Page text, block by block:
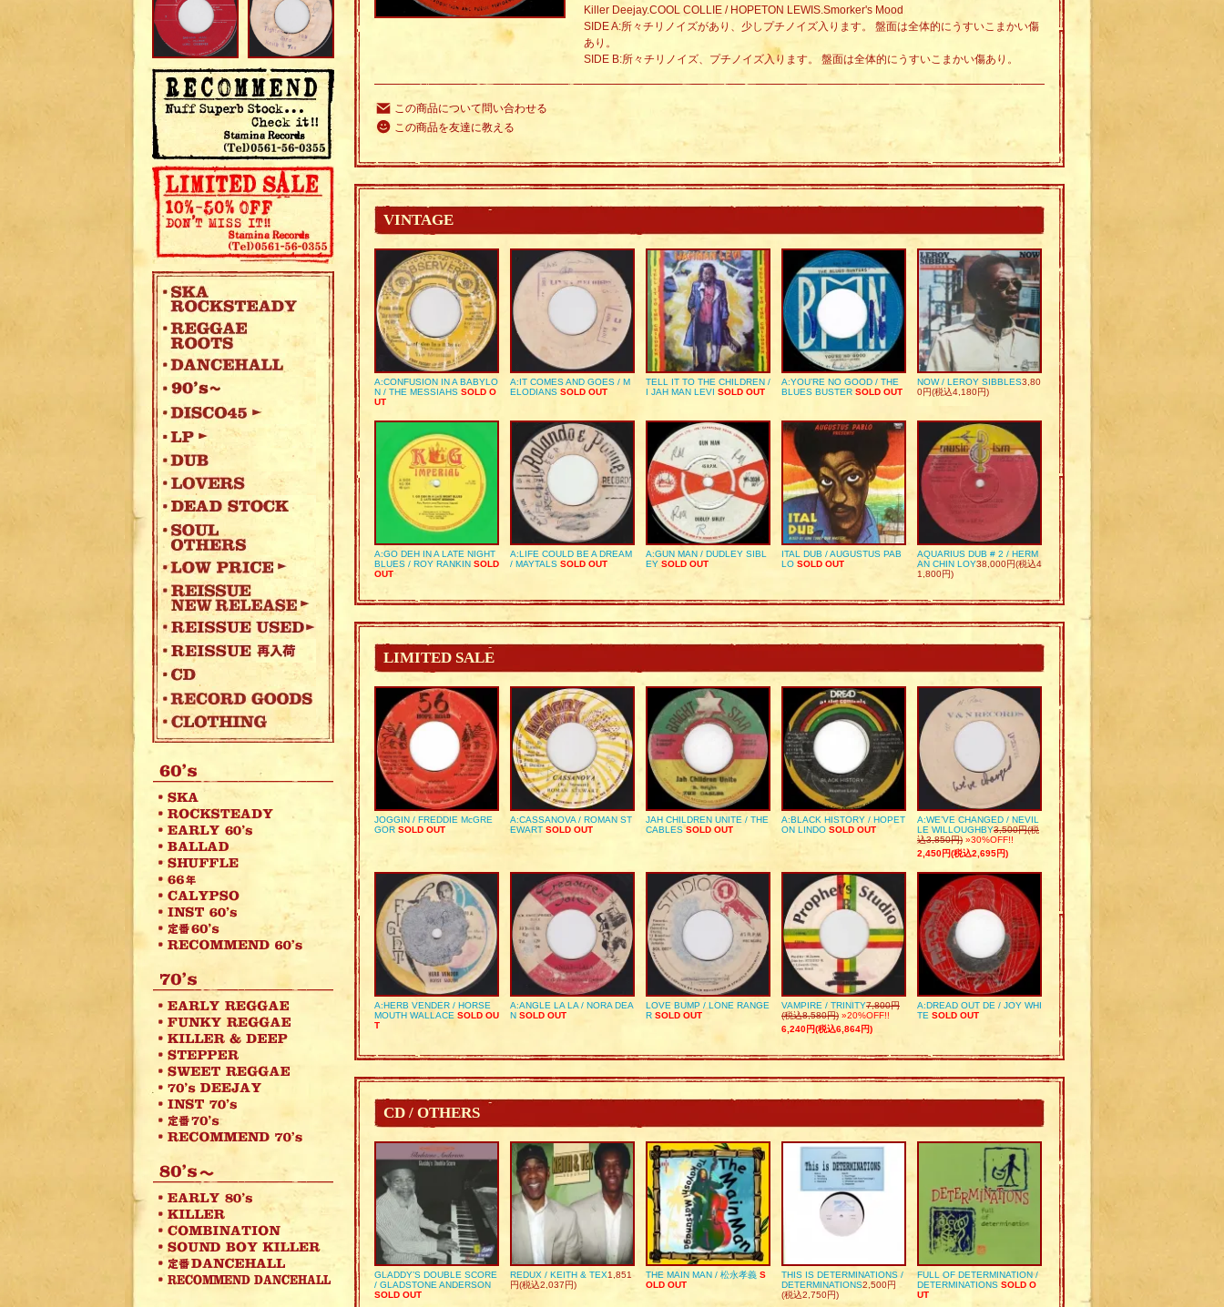
Killer Deejay.COOL COLLIE / HOPETON LEWIS.Smorker's Mood
SIDE A:所々チリノイズがあり、少しプチノイズ入ります。 盤面は全体的にうすいこまかい傷
あり。
SIDE B:所々チリノイズ、プチノイズ入ります。 盤面は全体的にうすいこまかい傷あり。
この商品について問い合わせる
この商品を友達に教える
VINTAGE
A:CONFUSION IN A BABYLO
N / THE MESSIAHS SOLD O
UT
A:IT COMES AND GOES / M
ELODIANS SOLD OUT
TELL IT TO THE CHILDREN /
I JAH MAN LEVI SOLD OUT
A:YOU’RE NO GOOD / THE
BLUES BUSTER SOLD OUT
NOW / LEROY SIBBLES3,80
0円(税込4,180円)
A:GO DEH IN A LATE NIGHT
BLUES / ROY RANKIN SOLD
OUT
A:LIFE COULD BE A DREAM
/ MAYTALS SOLD OUT
A:GUN MAN / DUDLEY SIBL
EY SOLD OUT
ITAL DUB / AUGUSTUS PAB
LO SOLD OUT
AQUARIUS DUB # 2 / HERM
AN CHIN LOY38,000円(税込4
1,800円)
LIMITED SALE
JOGGIN / FREDDIE McGRE
GOR SOLD OUT
A:CASSANOVA / ROMAN ST
EWART SOLD OUT
JAH CHILDREN UNITE / THE
CABLESSOLD OUT
A:BLACK HISTORY / HOPET
ON LINDO SOLD OUT
A:WE’VE CHANGED / NEVIL
LE WILLOUGHBY3,500円(税
込3,850円) »30%OFF!!
2,450円(税込2,695円)
A:HERB VENDER / HORSE
MOUTH WALLACE SOLD OU
T
A:ANGLE LA LA / NORA DEA
N SOLD OUT
LOVE BUMP / LONE RANGE
R SOLD OUT
VAMPIRE / TRINITY7,800円
(税込8,580円) »20%OFF!!
6,240円(税込6,864円)
A:DREAD OUT DE / JOY WHI
TE SOLD OUT
CD / OTHERS
GLADDY’S DOUBLE SCORE
/ GLADSTONE ANDERSON
SOLD OUT
REDUX / KEITH & TEX1,851
円(税込2,037円)
THE MAIN MAN / 松永孝義 S
OLD OUT
THIS IS DETERMINATIONS /
DETERMINATIONS2,500円
(税込2,750円)
FULL OF DETERMINATION /
DETERMINATIONS SOLD O
UT